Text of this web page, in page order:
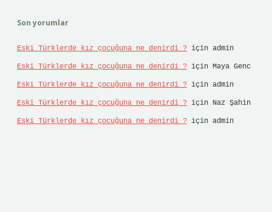
Son yorumlar
Eski Türklerde kız çocuğuna ne denirdi ? için admin
Eski Türklerde kız çocuğuna ne denirdi ? için Maya Genc
Eski Türklerde kız çocuğuna ne denirdi ? için admin
Eski Türklerde kız çocuğuna ne denirdi ? için Naz Şahin
Eski Türklerde kız çocuğuna ne denirdi ? için admin